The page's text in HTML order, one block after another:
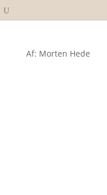
Af: Morten Hede